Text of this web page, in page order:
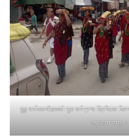
बुद्ध धर्मावलम्वीहरूको मूल धर्मग्रन्थ त्रिपिटक
तमु आमा समूह ।